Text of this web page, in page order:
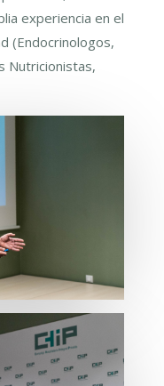
experiencia en el
(Endocrinologos,
Nutricionistas,